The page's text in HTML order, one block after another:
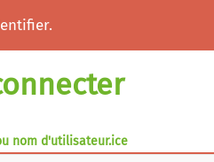
nom d'utilisateur.ice